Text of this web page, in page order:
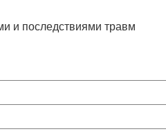
и последствиями травм